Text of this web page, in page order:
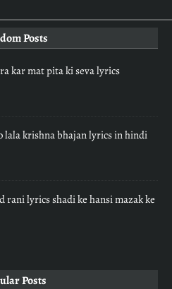
Posts
kar mat pita ki seva lyrics
lala krishna bhajan lyrics in hindi
rani lyrics shadi ke hansi mazak ke
Posts